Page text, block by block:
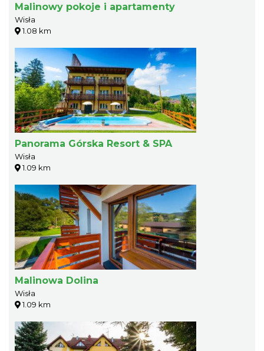
Malinowy pokoje i apartamenty
Wisła
1.08 km
Panorama Górska Resort & SPA
Wisła
1.09 km
Malinowa Dolina
Wisła
1.09 km